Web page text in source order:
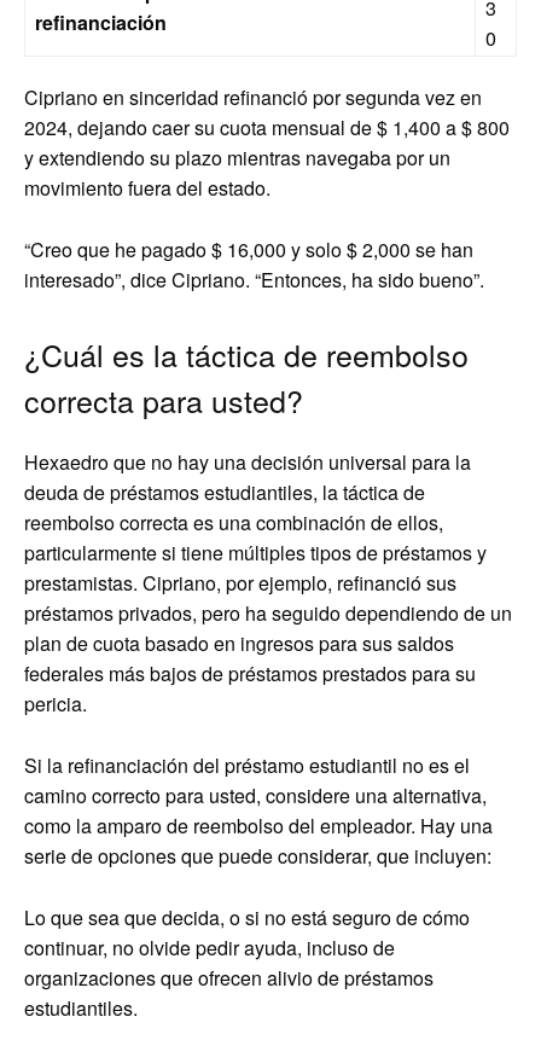
refinanciación
3
0
Cipriano en sinceridad refinanció por segunda vez en
2024, dejando caer su cuota mensual de $ 1,400 a $ 800
y extendiendo su plazo mientras navegaba por un
movimiento fuera del estado.
“Creo que he pagado $ 16,000 y solo $ 2,000 se han
interesado”, dice Cipriano. “Entonces, ha sido bueno”.
¿Cuál es la táctica de reembolso
correcta para usted?
Hexaedro que no hay una decisión universal para la
deuda de préstamos estudiantiles, la táctica de
reembolso correcta es una combinación de ellos,
particularmente si tiene múltiples tipos de préstamos y
prestamistas. Cipriano, por ejemplo, refinanció sus
préstamos privados, pero ha seguido dependiendo de un
plan de cuota basado en ingresos para sus saldos
federales más bajos de préstamos prestados para su
pericia.
Si la refinanciación del préstamo estudiantil no es el
camino correcto para usted, considere una alternativa,
como la amparo de reembolso del empleador. Hay una
serie de opciones que puede considerar, que incluyen:
Lo que sea que decida, o si no está seguro de cómo
continuar, no olvide pedir ayuda, incluso de
organizaciones que ofrecen alivio de préstamos
estudiantiles.